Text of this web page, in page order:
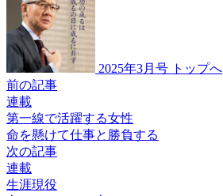
2025年3月号 トップへ
前の記事
連載
第一線で活躍する女性
命を懸けて仕事と 勝負する
次の記事
連載
生涯現役